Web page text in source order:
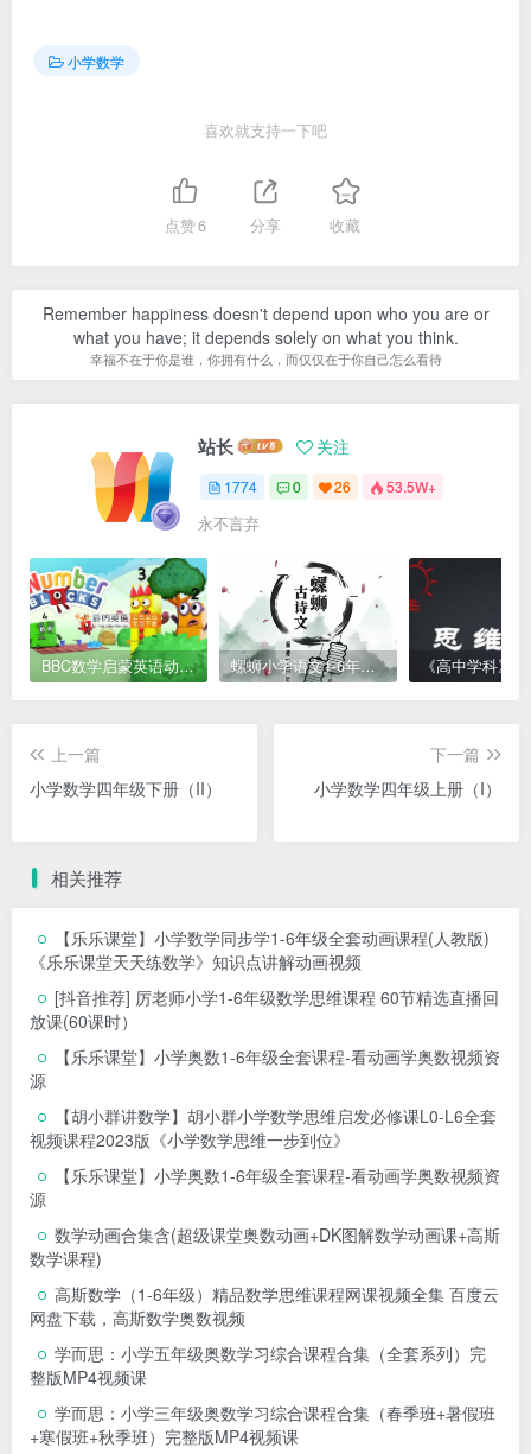
小学数学
喜欢就支持一下吧
点赞6 分享 收藏
Remember happiness doesn't depend upon who you are or
what you have; it depends solely on what you think.
幸福不在于你是谁，你拥有什么，而仅仅在于你自己怎么看待
站长 关注
1774 0 26 53.5W+
永不言弃
BBC数学启蒙英语动画Numberblocks数字积木，全七季共161集，1080P高清视频带英文字幕 螺蛳小学语文1-6年级《小学古诗文》课程视频
上一篇
小学数学四年级下册（II）
下一篇
小学数学四年级上册（I）
相关推荐
【乐乐课堂】小学数学同步学1-6年级全套动画课程(人教版)
《乐乐课堂天天练数学》知识点讲解动画视频
[抖音推荐] 厉老师小学1-6年级数学思维课程 60节精选直播回
放课(60课时）
【乐乐课堂】小学奥数1-6年级全套课程-看动画学奥数视频资
源
【胡小群讲数学】胡小群小学数学思维启发必修课L0-L6全套
视频课程2023版《小学数学思维一步到位》
【乐乐课堂】小学奥数1-6年级全套课程-看动画学奥数视频资
源
数学动画合集含(超级课堂奥数动画+DK图解数学动画课+高斯
数学课程)
高斯数学（1-6年级）精品数学思维课程网课视频全集 百度云
网盘下载，高斯数学奥数视频
学而思：小学五年级奥数学习综合课程合集（全套系列）完
整版MP4视频课
学而思：小学三年级奥数学习综合课程合集（春季班+暑假班
+寒假班+秋季班）完整版MP4视频课